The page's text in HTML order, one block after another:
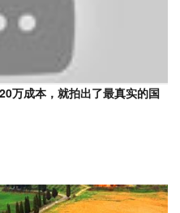
万成本，就拍出了最真实的国